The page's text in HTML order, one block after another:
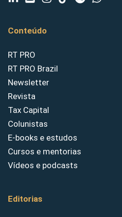
Conteúdo
RT PRO
RT PRO Brazil
Newsletter
Revista
Tax Capital
Colunistas
E-books e estudos
Cursos e mentorias
Vídeos e podcasts
Editorias